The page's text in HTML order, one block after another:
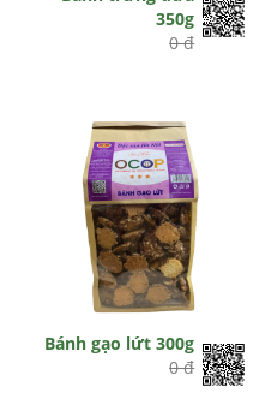
350g
0 đ
Bánh gạo lứt 300g
0 đ